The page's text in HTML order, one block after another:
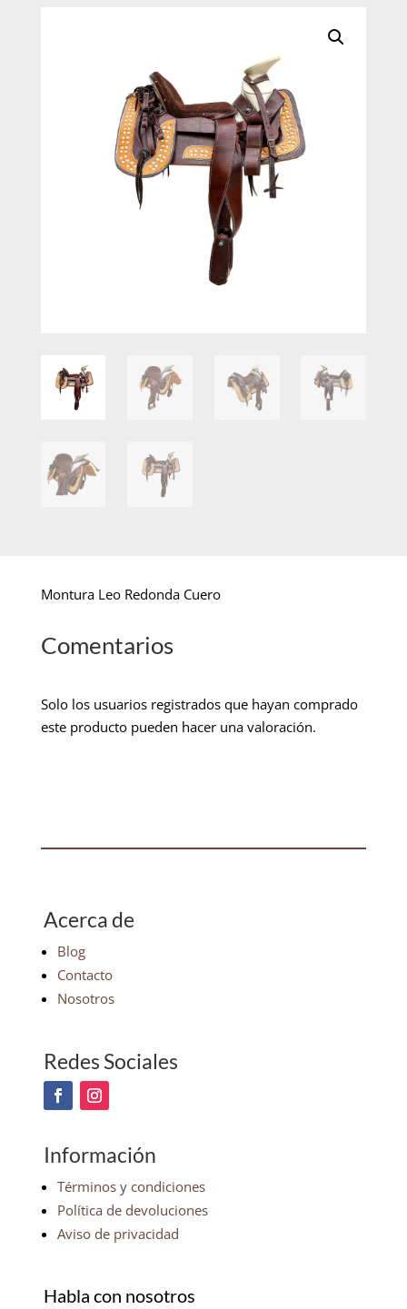
Montura Leo Redonda Cuero
Comentarios
Solo los usuarios registrados que hayan comprado
este producto pueden hacer una valoración.
Acerca de
Blog
Contacto
Nosotros
Redes Sociales
Información
Términos y condiciones
Política de devoluciones
Aviso de privacidad
Habla con nosotros